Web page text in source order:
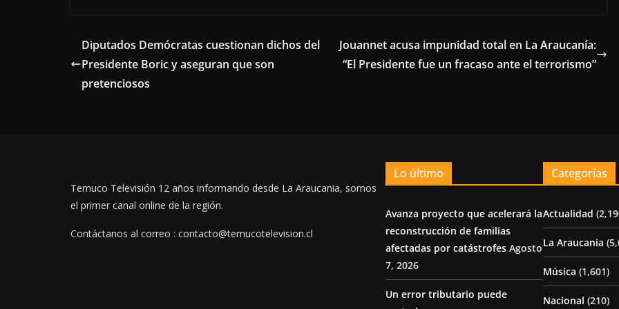
Diputados Demócratas cuestionan dichos del
Presidente Boric y aseguran que son
pretenciosos
Jouannet acusa impunidad total en La Araucanía:
“El Presidente fue un fracaso ante el terrorismo”
Temuco Televisión 12 años informando desde La Araucania, somos
el primer canal online de la región.
Contáctanos al correo : contacto@temucotelevision.cl
Lo último
Avanza proyecto que acelerará la
reconstrucción de familias
afectadas por catástrofes Agosto
7, 2026
Un error tributario puede
Categorías
Actualidad
La Araucania
Música (1,601)
Nacional (210)